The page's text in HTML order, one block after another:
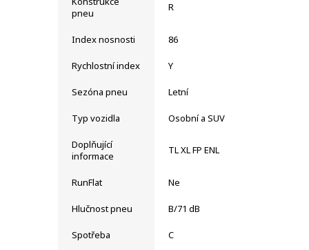
pneu
R
Index nosnosti 86
Rychlostní index Y
Sezóna pneu Letní
Typ vozidla Osobní a SUV
Doplňující
informace
TL XL FP ENL
RunFlat Ne
Hlučnost pneu B/71 dB
Spotřeba C